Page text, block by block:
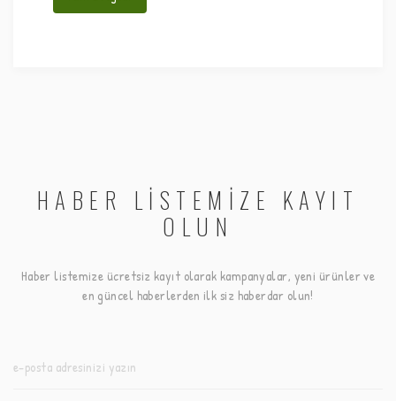
HABER LİSTEMİZE KAYIT
OLUN
Haber listemize ücretsiz kayıt olarak kampanyalar, yeni ürünler ve
en güncel haberlerden ilk siz haberdar olun!